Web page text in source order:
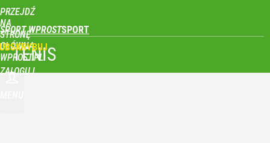
PRZEJDŹ
NA
STRONĘ
GŁÓWNĄ
WPROST.PL
SPORT WPROST
ZALOGUJ
TENIS